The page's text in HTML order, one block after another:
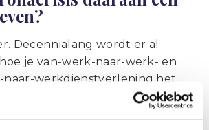
Decennialang wordt er al
je van-werk-naar-werk- en
naar-werkdienstverlening het
Tussen de betrokken
echter weinig vertrouwen om het